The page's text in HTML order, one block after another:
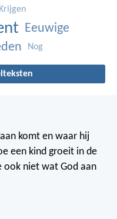
Krijgen
Eeuwige
Nog
komt en waar hij
een kind groeit in de
ook niet wat God aan